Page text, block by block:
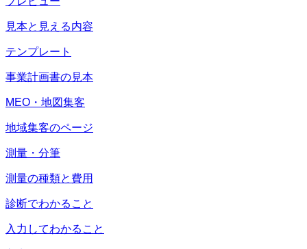
見本と見える内容
テンプレート
事業計画書の見本
MEO・地図集客
地域集客のページ
測量・分筆
測量の種類と費用
診断でわかること
入力してわかること